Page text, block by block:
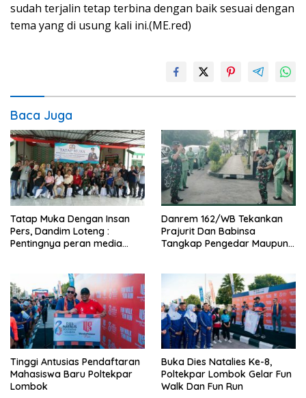
sudah terjalin tetap terbina dengan baik sesuai dengan
tema yang di usung kali ini.(ME.red)
Baca Juga
Tatap Muka Dengan Insan
Pers, Dandim Loteng :
Pentingnya peran media
obyektif
Danrem 162/WB Tekankan
Prajurit Dan Babinsa
Tangkap Pengedar Maupun
Tinggi Antusias Pendaftaran
Mahasiswa Baru Poltekpar
Lombok
Buka Dies Natalies Ke-8,
Poltekpar Lombok Gelar Fun
Walk Dan Fun Run